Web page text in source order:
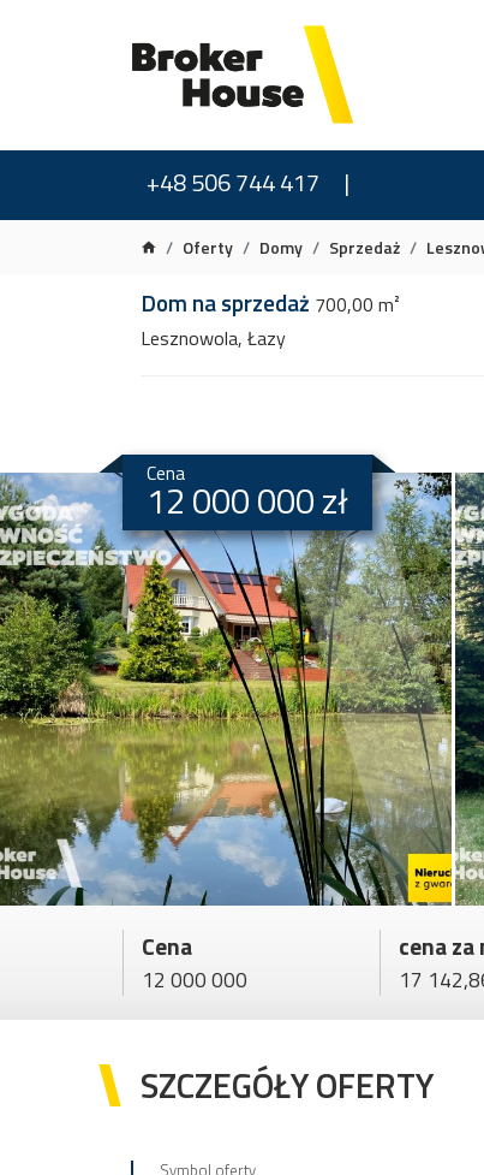
+48 506 744 417
Oferty Domy Sprzedaż
Dom na sprzedaż 700,00 m²
Lesznowola, Łazy
Cena
12 000 000 zł
Cena
12 000 000
cena za
17
SZCZEGÓŁY OFERTY
Symbol oferty